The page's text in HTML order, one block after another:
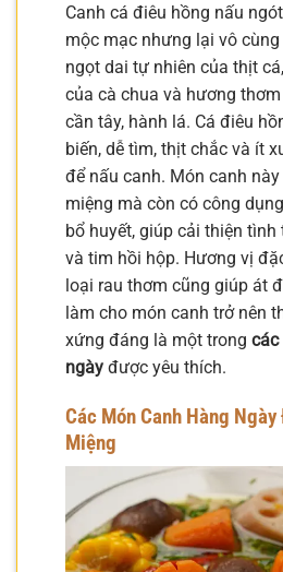
Canh cá điêu hồng nấu
mộc mạc nhưng lại vô
ngọt dai tự nhiên của thịt
của cà chua và hương
cần tây, hành lá. Cá điêu
biến, dễ tìm, thịt chắc và ít
để nấu canh. Món canh
miệng mà còn có công
bổ huyết, giúp cải thiện tình
và tim hồi hộp. Hương vị
loại rau thơm cũng giúp át
làm cho món canh trở nên
xứng đáng là một trong các
ngày được yêu thích.
Các Món Canh Hàng
Miệng